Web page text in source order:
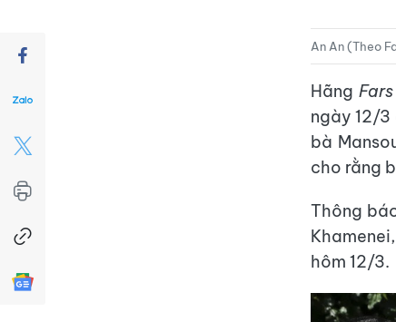
An An (Theo
Hãng
ngày 12/
bà
cho rằng
Thông
hôm 12/3.